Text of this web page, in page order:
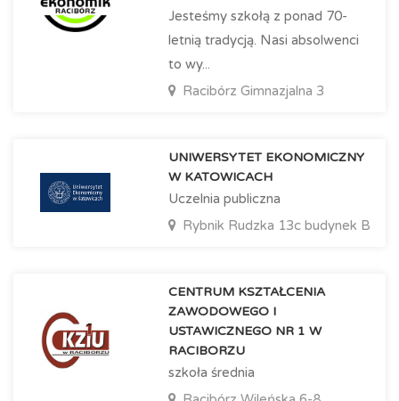
Jesteśmy szkołą z ponad 70-
letnią tradycją. Nasi absolwenci
to wy...
Racibórz Gimnazjalna 3
UNIWERSYTET EKONOMICZNY
W KATOWICACH
Uczelnia publiczna
Rybnik Rudzka 13c budynek B
CENTRUM KSZTAŁCENIA
ZAWODOWEGO I
USTAWICZNEGO NR 1 W
RACIBORZU
szkoła średnia